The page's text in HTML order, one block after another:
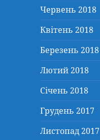
Червень 2018
Квітень 2018
Березень 2018
Лютий 2018
Січень 2018
Грудень 2017
Листопад 2017